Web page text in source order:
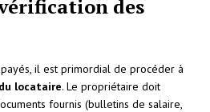
des
il est primordial de procéder à
locataire. Le propriétaire doit
fournis (bulletins de salaire,